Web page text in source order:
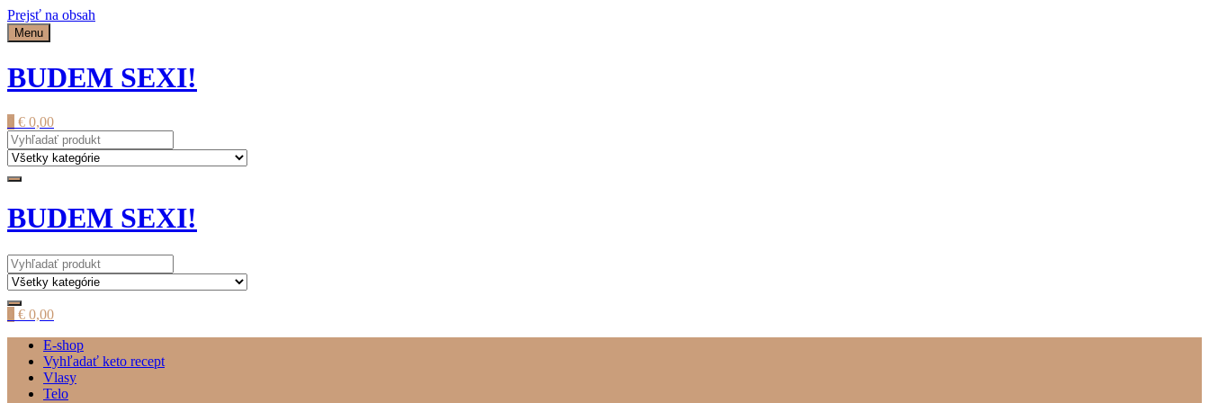
Prejsť na obsah
Menu
BUDEM SEXI!
€ 0,00
BUDEM SEXI!
€ 0,00
E-shop
Vyhľadať keto recept
Vlasy
Telo